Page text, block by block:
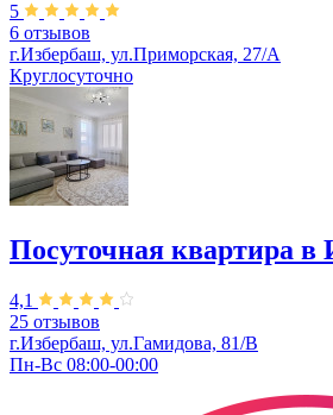
5
6 отзывов
г.Избербаш, ул.Приморская, 27/А
Круглосуточно
Посуточная квартира в
4,1
25 отзывов
г.Избербаш, ул.Гамидова, 81/В
Пн-Вс 08:00-00:00